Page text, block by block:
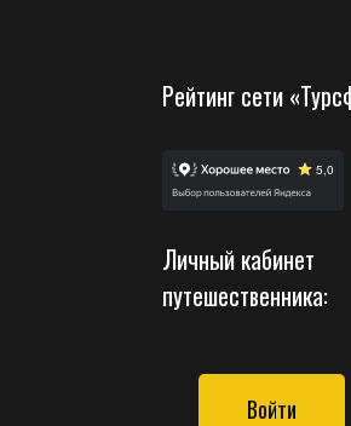
Рейтинг сети
Личный кабинет
путешественника:
Войти